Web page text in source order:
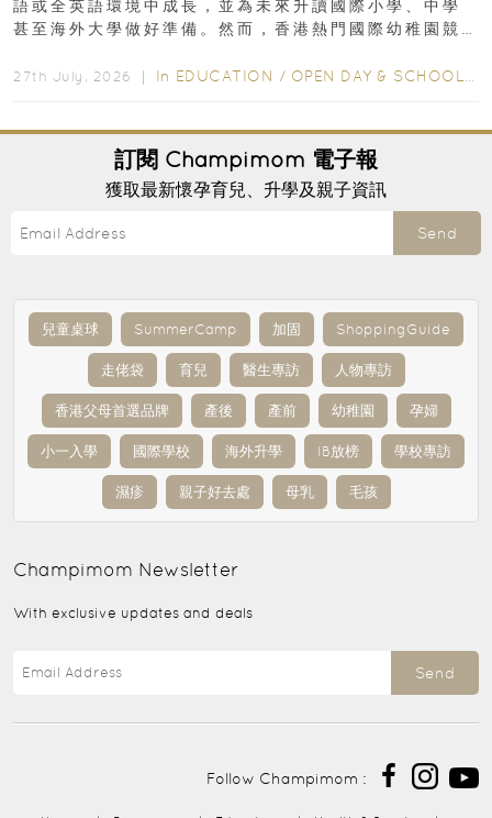
語或全英語環境中成長，並為未來升讀國際小學、中學
甚至海外大學做好準備。然而，香港熱門國際幼稚園競
27th July, 2026 ｜ In EDUCATION / OPEN DAY & SCHOOL EVENTS
訂閱 Champimom 電子報
獲取最新懷孕育兒、升學及親子資訊
Send
兒童桌球 SummerCamp 加固 ShoppingGuide
走佬袋 育兒 醫生專訪 人物專訪
香港父母首選品牌 產後 產前 幼稚園 孕婦
小一入學 國際學校 海外升學 IB放榜 學校專訪
濕疹 親子好去處 母乳 毛孩
Champimom Newsletter
With exclusive updates and deals
Send
Follow Champimom :